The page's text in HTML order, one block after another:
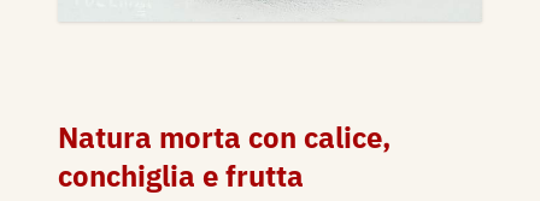
Natura morta con calice,
conchiglia e frutta